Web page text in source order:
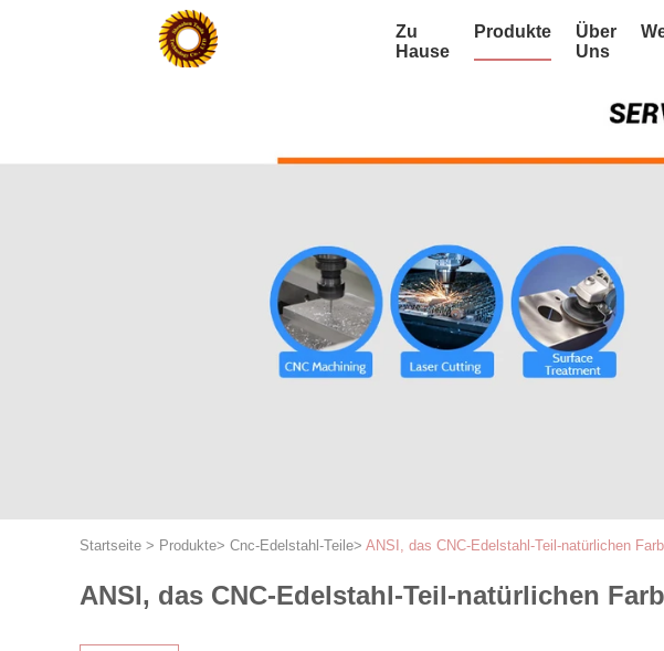
Zu
Hause
Produkte
Über
Uns
Startseite > Produkte> Cnc-Edelstahl-Teile> ANSI, das CNC-Edelstahl-Teil-natürlichen
ANSI, das CNC-Edelstahl-Teil-natürlichen